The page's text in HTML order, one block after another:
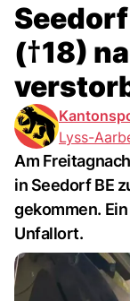
(†18)
Lyss-
Am
in Seedorf BE
gekommen.
Unfallort.